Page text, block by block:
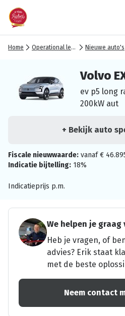
Home Operational lease Nieuwe auto's
Volvo
ev p5 long
200kW aut
+ Bekijk auto
Fiscale nieuwwaarde: vanaf €
Indicatie bijtelling: 18%
Indicatieprijs p.m.
We helpen je graag
Heb je vragen, of
advies? Erik staat
met de beste
Neem contact